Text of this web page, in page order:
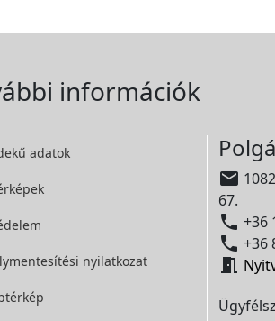
információk
adatok
nyilatkozat

67.
 +36
 +36
